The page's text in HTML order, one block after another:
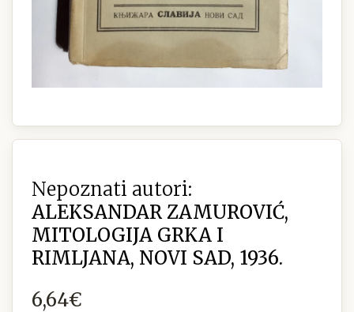
Nepoznati autori:
ALEKSANDAR ZAMUROVIĆ,
MITOLOGIJA GRKA I
RIMLJANA, NOVI SAD, 1936.
6,64€